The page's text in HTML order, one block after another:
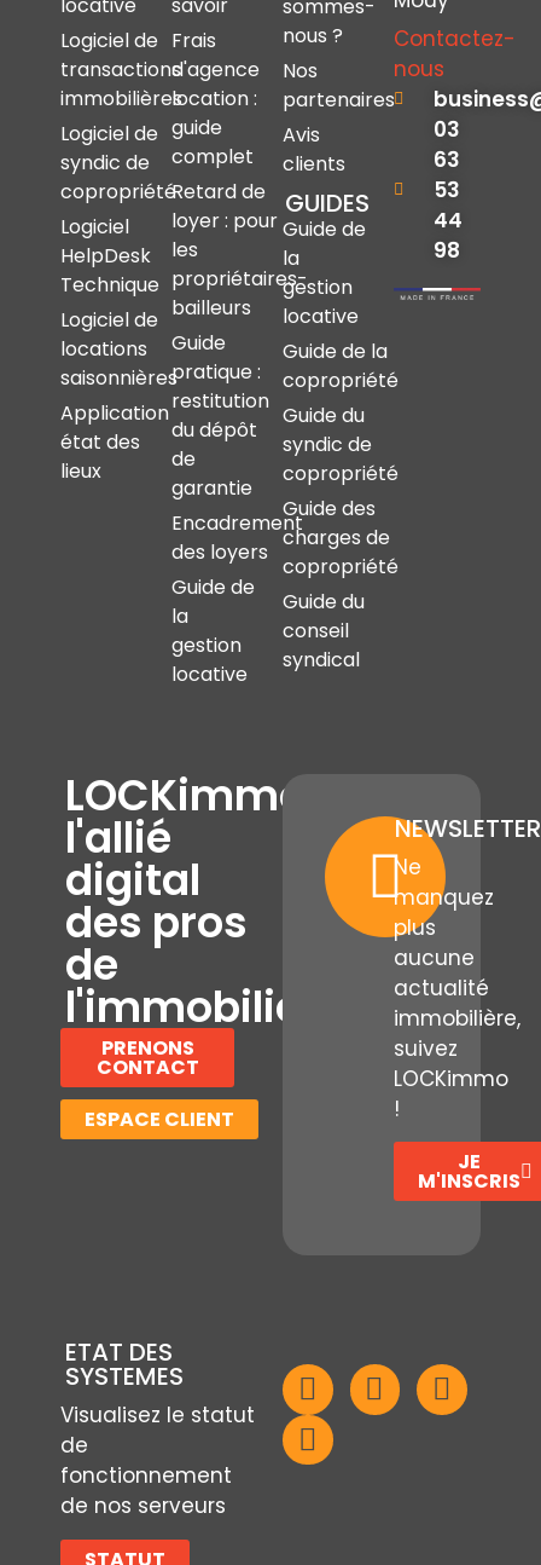
Logiciel de
transactions
immobilières
Logiciel de
syndic de
copropriété
Logiciel
HelpDesk
Technique
Logiciel de
locations
saisonnières
Application
état des
lieux
Frais
d'agence
location :
guide
complet
Retard de
loyer : pour
les
propriétaires-
bailleurs
Guide
pratique :
restitution
du dépôt
de
garantie
Encadrement
des loyers
Guide de
la
gestion
locative
sommes-
nous ?
Nos
partenaires
Avis
clients
GUIDES
Guide de
la
gestion
locative
Guide de la
copropriété
Guide du
syndic de
copropriété
Guide des
charges de
copropriété
Guide du
conseil
syndical
Contactez-
nous
03
63
53
44
98
LOCKimmo,
l'allié
digital
des pros
de
l'immobilier
PRENONS
CONTACT
ESPACE CLIENT
NEWSLETTER
Ne
manquez
plus
aucune
actualité
immobilière,
suivez
LOCKimmo
!
JE
M'INSCRIS
ETAT DES
SYSTEMES
Visualisez le statut
de
fonctionnement
de nos serveurs
STATUT